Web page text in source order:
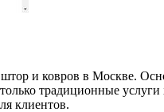
и ковров в Москве.
традиционные
клиентов.